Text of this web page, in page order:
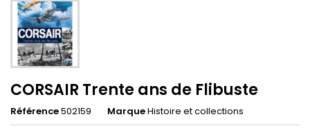
CORSAIR Trente ans de Flibuste
Référence502159 MarqueHistoire et collections